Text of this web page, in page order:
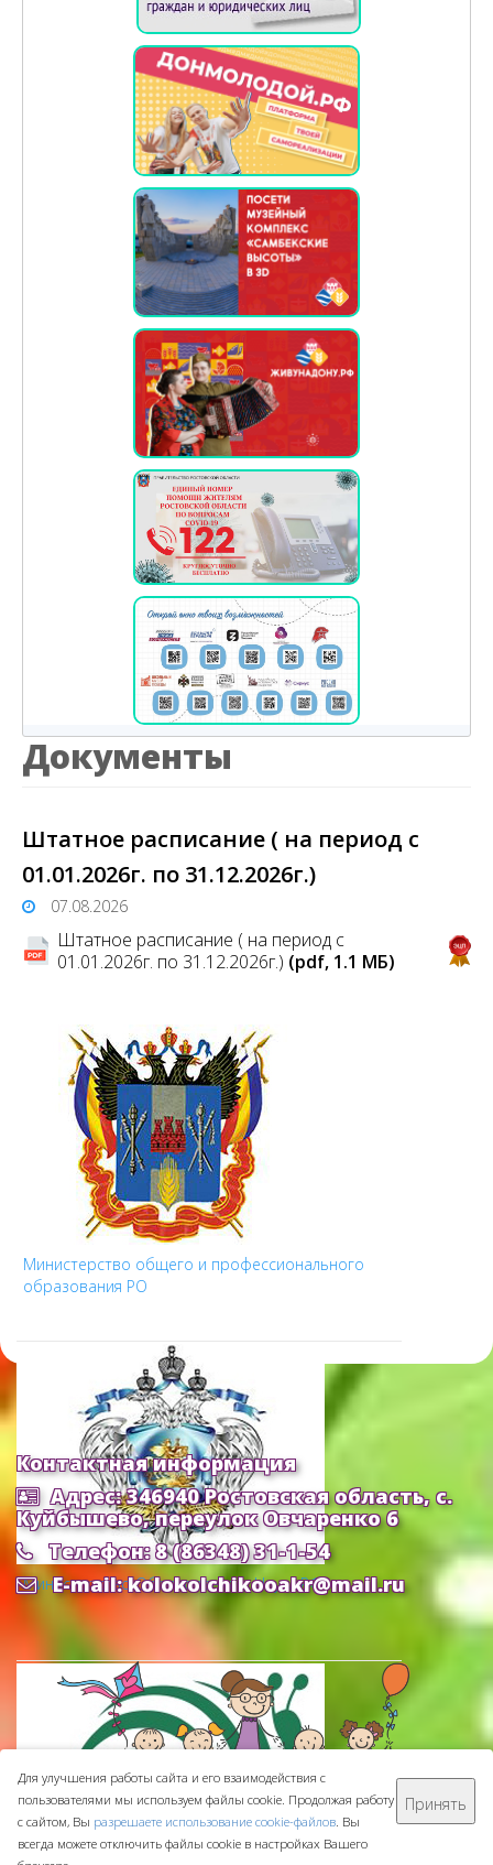
Документы
Штатное расписание ( на период с
01.01.2026г. по 31.12.2026г.)
07.08.2026
Штатное расписание ( на период с
01.01.2026г. по 31.12.2026г.) (pdf, 1.1 MБ)
Министерство общего и профессионального
образования РО
Министерство Образования и Науки РФ
Контактная информация
Адрес: 346940 Ростовская область, с.
Куйбышево, переулок Овчаренко 6
Телефон: 8 (86348) 31-1-54
E-mail: kolokolchikooakr@mail.ru
МБДОУ ДС "Колокольчик" © 2016-2026
Сделано с ❤ вООО "Проводник"
Для улучшения работы сайта и его взаимодействия с
пользователями мы используем файлы cookie. Продолжая работу
с сайтом, Вы разрешаете использование cookie-файлов. Вы
всегда можете отключить файлы cookie в настройках Вашего
Принять